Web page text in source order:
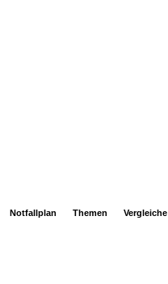
Notfallplan Themen Vergleiche